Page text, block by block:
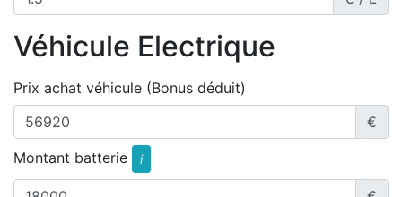
Véhicule Electrique
Prix achat véhicule (Bonus déduit)
€
Montant batterie
i